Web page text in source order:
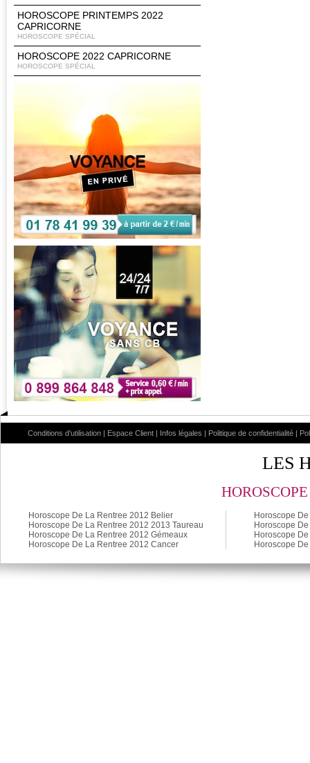
HOROSCOPE PRINTEMPS 2022
CAPRICORNE
HOROSCOPE SPÉCIAL
HOROSCOPE 2022 CAPRICORNE
HOROSCOPE SPÉCIAL
Conditions d'utilisation | Espace Client | Infos légales | Politique de confidentialité |
LES
Horoscope De La Rentree 2012 Belier
Horoscope De La Rentree 2012 2013 Taureau
Horoscope De La Rentree 2012 Gémeaux
Horoscope De La Rentree 2012 Cancer
Horoscope
Horoscope
Horoscope
Horoscope